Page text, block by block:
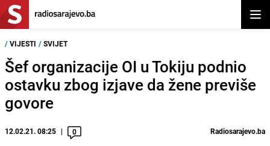
/ VIJESTI / SVIJET
Šef organizacije OI u Tokiju podnio
ostavku zbog izjave da žene previše
govore
12.02.21. 08:25 0 Radiosarajevo.ba